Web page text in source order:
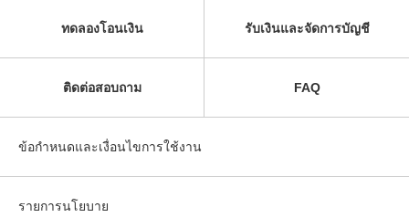
ทดลองโอนเงิน รับเงินและจัดการบัญชี
ติดต่อสอบถาม FAQ
ข้อกำหนดและเงื่อนไขการใช้งาน
รายการนโยบาย